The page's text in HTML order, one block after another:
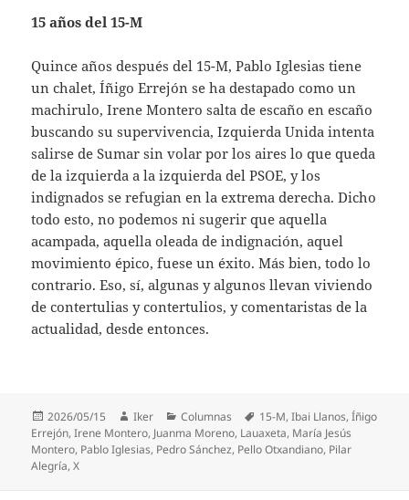
15 años del 15-M
Quince años después del 15-M, Pablo Iglesias tiene
un chalet, Íñigo Errejón se ha destapado como un
machirulo, Irene Montero salta de escaño en escaño
buscando su supervivencia, Izquierda Unida intenta
salirse de Sumar sin volar por los aires lo que queda
de la izquierda a la izquierda del PSOE, y los
indignados se refugian en la extrema derecha. Dicho
todo esto, no podemos ni sugerir que aquella
acampada, aquella oleada de indignación, aquel
movimiento épico, fuese un éxito. Más bien, todo lo
contrario. Eso, sí, algunas y algunos llevan viviendo
de contertulias y contertulios, y comentaristas de la
actualidad, desde entonces.
Publicado
el
2026/05/15 Autor
Iker Categorías
Columnas Etiquetas
15-M,Ibai Llanos,Íñigo
Errejón,Irene Montero, Juanma Moreno, Lauaxeta, María Jesús
Montero, Pablo Iglesias, Pedro Sánchez, Pello Otxandiano, Pilar
Alegría,X